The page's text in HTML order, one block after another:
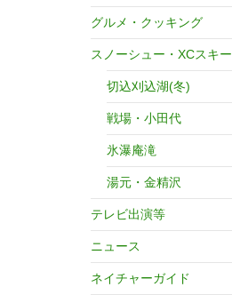
グルメ・クッキング
スノーシュー・XCスキー
切込刈込湖(冬)
戦場・小田代
氷瀑庵滝
湯元・金精沢
テレビ出演等
ニュース
ネイチャーガイド